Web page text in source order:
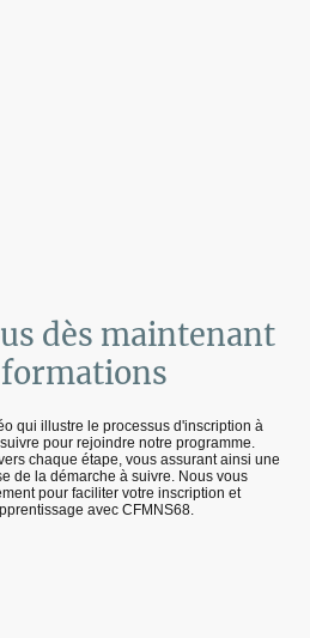
dès maintenant
formations
qui illustre le processus d'inscription à
pour rejoindre notre programme.
chaque étape, vous assurant ainsi une
de la démarche à suivre. Nous vous
pour faciliter votre inscription et
avec CFMNS68.